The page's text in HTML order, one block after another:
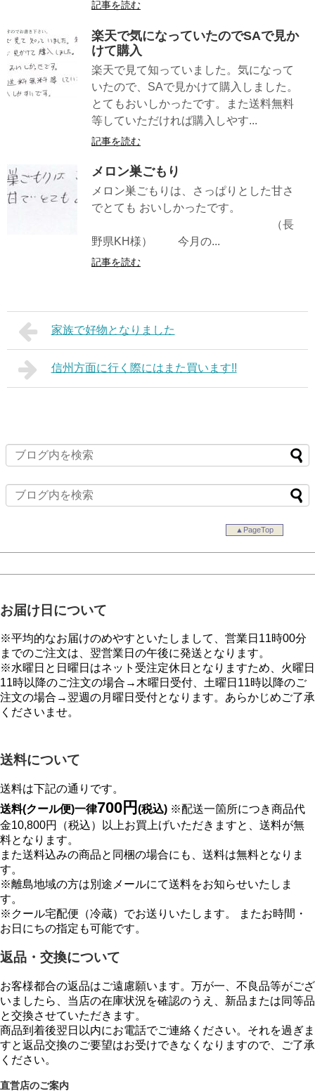
記事を読む
楽天で気になっていたのでSAで見か
けて購入
楽天で見て知っていました。気になって
いたので、SAで見かけて購入しました。
とてもおいしかったです。また送料無料
等していただければ購入しやす...
記事を読む
メロン巣ごもり
メロン巣ごもりは、さっぱりとした甘さ
でとても おいしかったです。
（長
野県KH様） 今月の...
記事を読む
家族で好物となりました
信州方面に行く際にはまた買います!!
▲PageTop
お届け日について
※平均的なお届けのめやすといたしまして、営業日11時00分
までのご注文は、翌営業日の午後に発送となります。
※水曜日と日曜日はネット受注定休日となりますため、火曜日
11時以降のご注文の場合→木曜日受付、土曜日11時以降のご
注文の場合→翌週の月曜日受付となります。あらかじめご了承
くださいませ。
送料について
送料は下記の通りです。
送料(クール便)一律700円 (税込) ※配送一箇所につき商品代
金10,800円（税込）以上お買上げいただきますと、送料が無
料となります。
また送料込みの商品と同梱の場合にも、送料は無料となりま
す。
※離島地域の方は別途メールにて送料をお知らせいたしま
す。
※クール宅配便（冷蔵）でお送りいたします。 またお時間・
お日にちの指定も可能です。
返品・交換について
お客様都合の返品はご遠慮願います。万が一、不良品等がござ
いましたら、当店の在庫状況を確認のうえ、新品または同等品
と交換させていただきます。
商品到着後翌日以内にお電話でご連絡ください。それを過ぎま
すと返品交換のご要望はお受けできなくなりますので、ご了承
ください。
直営店のご案内